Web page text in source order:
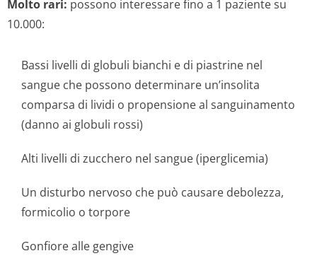
Molto rari: possono interessare fino a 1 paziente su
10.000:
Bassi livelli di globuli bianchi e di piastrine nel
sangue che possono determinare un’insolita
comparsa di lividi o propensione al sanguinamento
(danno ai globuli rossi)
Alti livelli di zucchero nel sangue (iperglicemia)
Un disturbo nervoso che può causare debolezza,
formicolio o torpore
Gonfiore alle gengive